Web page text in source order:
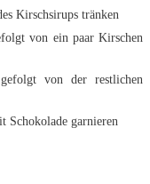
Kirschsirups tränken
von ein paar Kirschen
von der restlichen
Schokolade garnieren